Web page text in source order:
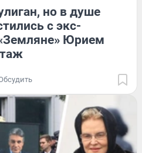
но в душе
с экс-
Юрием